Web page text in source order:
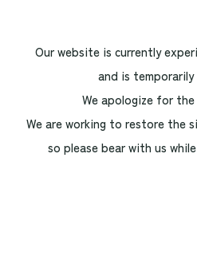
Our website is currently
and is temporarily
We apologize for the
We are working to restore the
so please bear with us